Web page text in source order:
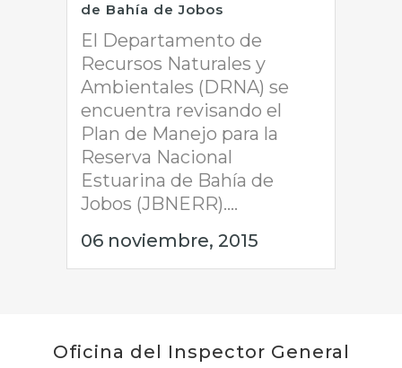
de Bahía de Jobos
El Departamento de
Recursos Naturales y
Ambientales (DRNA) se
encuentra revisando el
Plan de Manejo para la
Reserva Nacional
Estuarina de Bahía de
Jobos (JBNERR)....
06 noviembre, 2015
Oficina del Inspector General